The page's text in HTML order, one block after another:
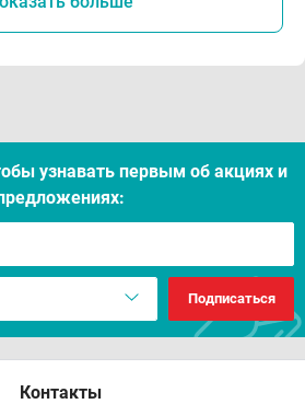
узнавать первым об акцияx и
Подписаться
Контакты